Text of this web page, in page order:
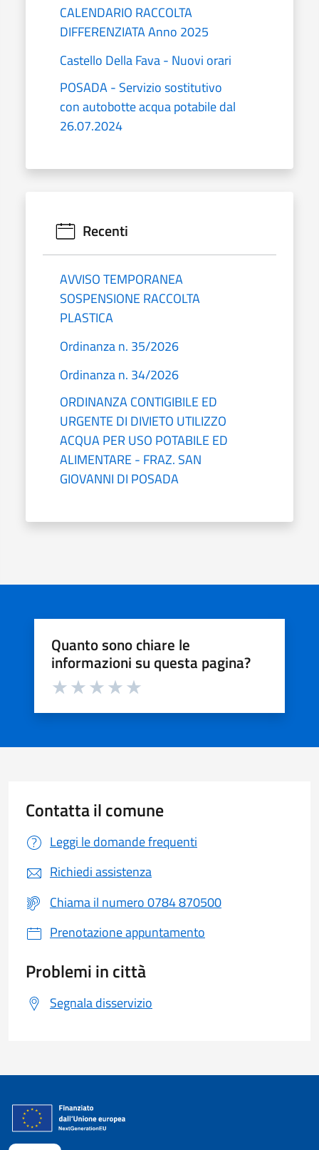
CALENDARIO RACCOLTA
DIFFERENZIATA Anno 2025
Castello Della Fava - Nuovi orari
POSADA - Servizio sostitutivo
con autobotte acqua potabile dal
26.07.2024
Recenti
AVVISO TEMPORANEA
SOSPENSIONE RACCOLTA
PLASTICA
Ordinanza n. 35/2026
Ordinanza n. 34/2026
ORDINANZA CONTIGIBILE ED
URGENTE DI DIVIETO UTILIZZO
ACQUA PER USO POTABILE ED
ALIMENTARE - FRAZ. SAN
GIOVANNI DI POSADA
Quanto sono chiare le
informazioni su questa pagina?
Valuta da 1 a 5 stelle la pagina
Contatta il comune
Leggi le domande frequenti
Richiedi assistenza
Chiama il numero 0784 870500
Prenotazione appuntamento
Problemi in città
Segnala disservizio